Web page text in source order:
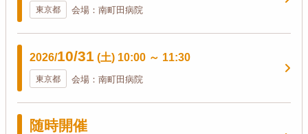
東京都 会場：南町田病院
2026/10/31 (土) 10:00 ～ 11:30
東京都 会場：南町田病院
随時開催